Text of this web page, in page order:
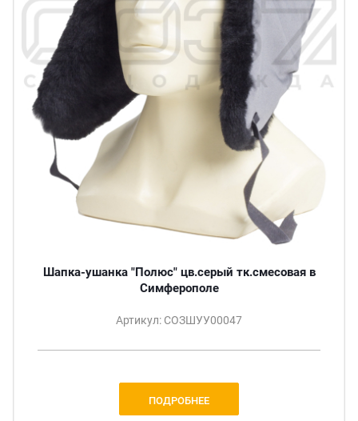
Шапка-ушанка "Полюс" цв.серый тк.смесовая в
Симферополе
Артикул: СОЗШУУ00047
ПОДРОБНЕЕ